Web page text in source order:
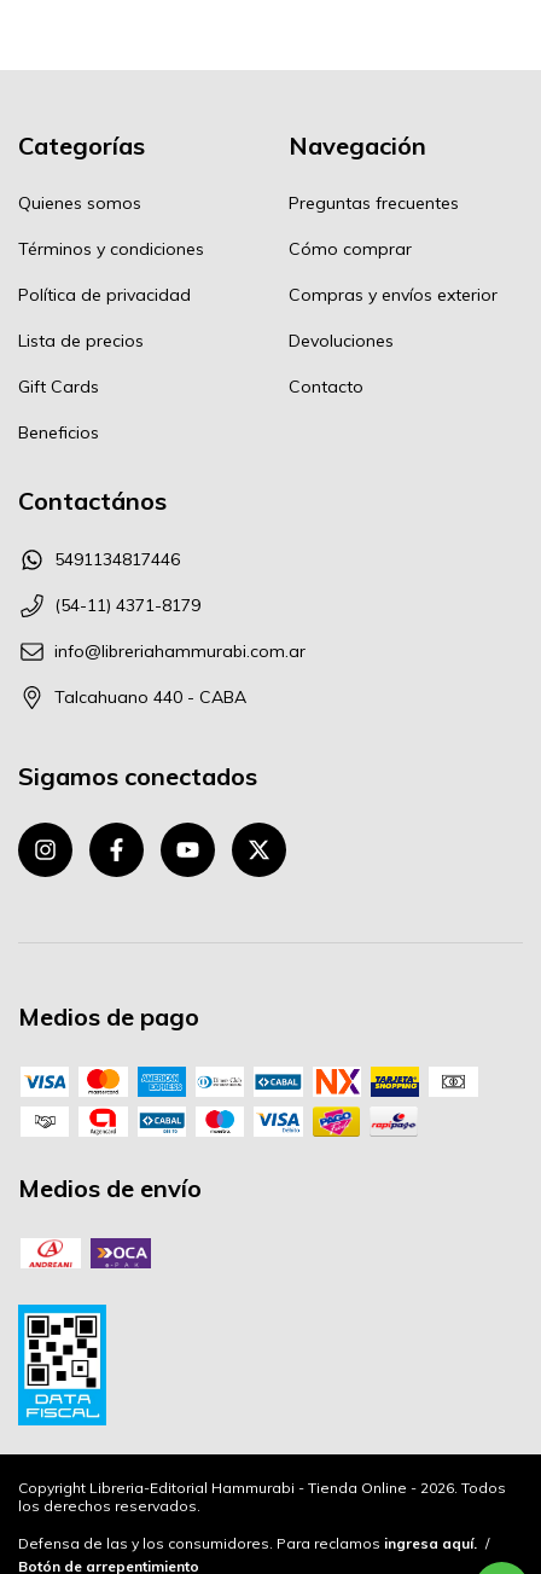
Categorías
Quienes somos
Términos y condiciones
Política de privacidad
Lista de precios
Gift Cards
Beneficios
Navegación
Preguntas frecuentes
Cómo comprar
Compras y envíos exterior
Devoluciones
Contacto
Contactános
5491134817446
(54-11) 4371-8179
info@libreriahammurabi.com.ar
Talcahuano 440 - CABA
Sigamos conectados
Medios de pago
Medios de envío
Copyright Libreria-Editorial Hammurabi - Tienda Online - 2026. Todos
los derechos reservados.
Defensa de las y los consumidores. Para reclamos ingresa aquí. /
Botón de arrepentimiento